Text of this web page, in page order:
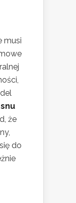
musi
że
do